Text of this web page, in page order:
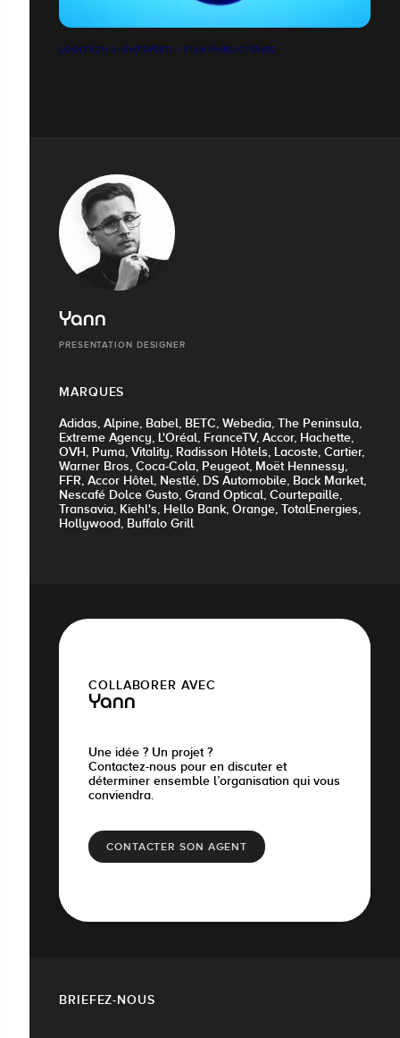
LOGITECH LIGHTSPEED - FILM PUBLICITAIRE
Yann
PRESENTATION DESIGNER
MARQUES
Adidas, Alpine, Babel, BETC, Webedia, The Peninsula,
Extreme Agency, L'Oréal, FranceTV, Accor, Hachette,
OVH, Puma, Vitality, Radisson Hôtels, Lacoste, Cartier,
Warner Bros, Coca-Cola, Peugeot, Moët Hennessy,
FFR, Accor Hôtel, Nestlé, DS Automobile, Back Market,
Nescafé Dolce Gusto, Grand Optical, Courtepaille,
Transavia, Kiehl's, Hello Bank, Orange, TotalEnergies,
Hollywood, Buffalo Grill
COLLABORER AVEC
Yann
Une idée ? Un projet ?
Contactez-nous pour en discuter et
déterminer ensemble l’organisation qui vous
conviendra.
CONTACTER SON AGENT
BRIEFEZ-NOUS